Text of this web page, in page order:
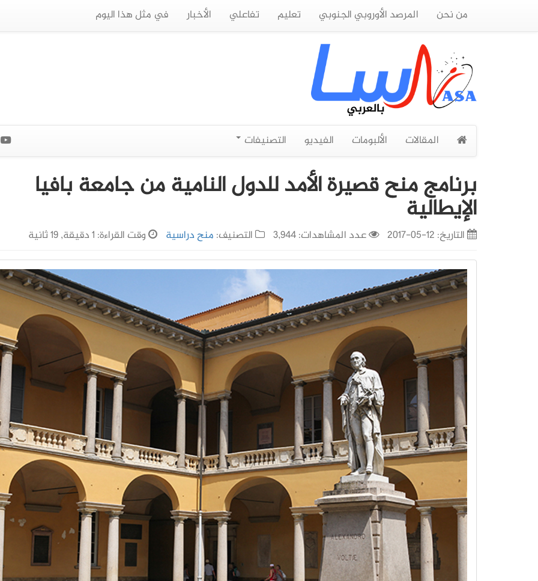
من نحن المرصد الأوروبي الجنوبي تعليم تفاعلي الأخبار في مثل هذا اليوم
المقالات الألبومات الفيديو التصنيفات
برنامج منح قصيرة الأمد للدول النامية من جامعة بافيا
الإيطالية
التاريخ: 12-05-2017 عدد المشاهدات: 3,944 التصنيف: منح دراسية وقت القراءة: 1 دقيقة, 19 ثانية